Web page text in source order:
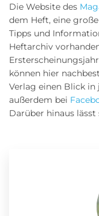
Die Website des
dem Heft, eine
Tipps und
Heftarchiv
können hier
Verlag einen Blick in
außerdem bei
Darüber hinaus lässt